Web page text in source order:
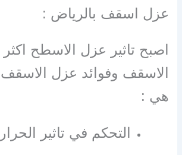
عزل اسقف بالرياض :
اصبح تاثير عزل الاسطح اكثر
الاسقف وفوائد عزل الاسقف
هي :
التحكم في تاثير